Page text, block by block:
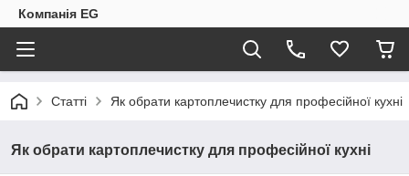
Компанія EG
Статті Як обрати картоплечистку для професійної кухні
Як обрати картоплечистку для професійної кухні